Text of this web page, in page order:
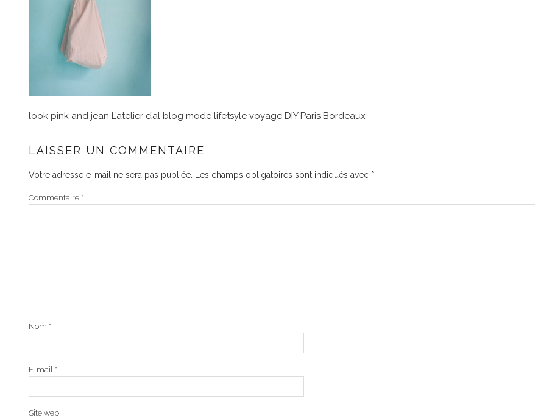
look pink and jean L’atelier d’al blog mode lifetsyle voyage DIY Paris Bordeaux
LAISSER UN COMMENTAIRE
Votre adresse e-mail ne sera pas publiée. Les champs obligatoires sont indiqués avec *
Commentaire *
Nom *
E-mail *
Site web